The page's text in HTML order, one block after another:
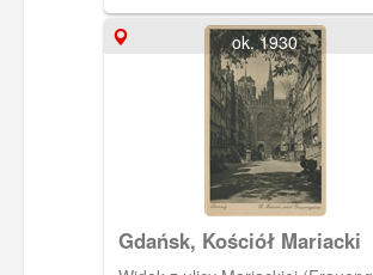
Gdańsku.John & Rosenberg
ok. 1930
Gdańsk, Kościół Mariacki